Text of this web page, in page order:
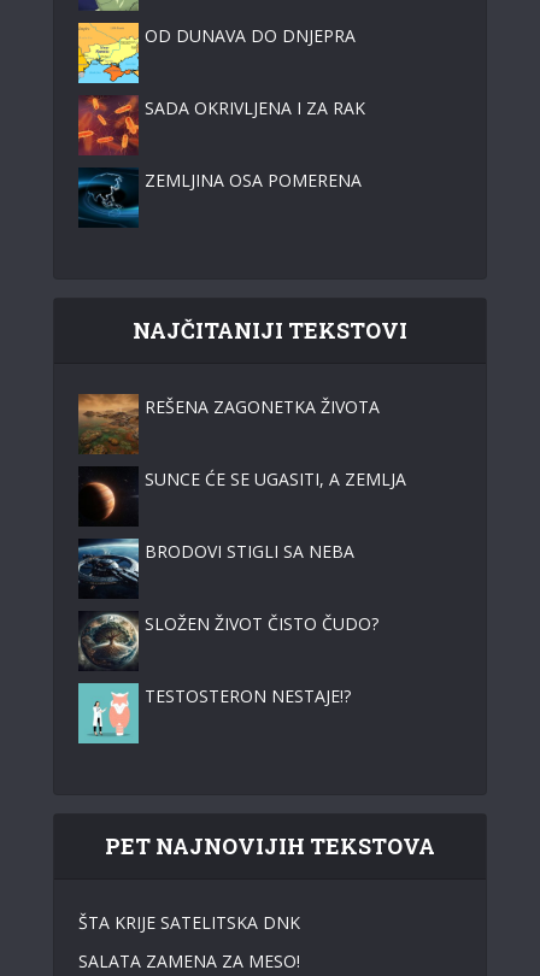
OD DUNAVA DO DNJEPRA
SADA OKRIVLJENA I ZA RAK
ZEMLJINA OSA POMERENA
NAJČITANIJI TEKSTOVI
REŠENA ZAGONETKA ŽIVOTA
SUNCE ĆE SE UGASITI, A ZEMLJA
BRODOVI STIGLI SA NEBA
SLOŽEN ŽIVOT ČISTO ČUDO?
TESTOSTERON NESTAJE!?
PET NAJNOVIJIH TEKSTOVA
ŠTA KRIJE SATELITSKA DNK
SALATA ZAMENA ZA MESO!